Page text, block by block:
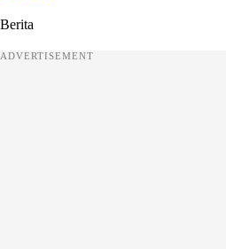
Berita
ADVERTISEMENT